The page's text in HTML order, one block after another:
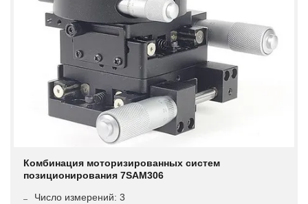
Комбинация моторизированных систем
позиционирования 7SAM306
Число измерений: 3